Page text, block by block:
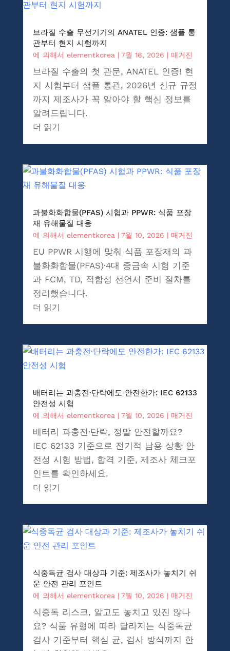
브라질 수출 무선기기의 ANATEL 인증: 샘플 통
관부터 현지 시험까지
에 의해서 elementkorea | 7월 16, 2026 | 매거진
브라질 수출의 첫 관문, ANATEL 인증! 현
지 시험부터 샘플 통관, 2026년 신규 규정
까지 제조사가 꼭 알아야 할 핵심 정보를
알려드립니다.
더 읽기
과불화화합물(PFAS) 시험과 PPWR: 식품 포장
재 유해물질 대응
에 의해서 elementkorea | 7월 10, 2026 | 매거진
EU PPWR 시행에 맞춰 식품 포장재의 과
불화화합물(PFAS)·4대 중금속 시험 기준
과 FCM, TD, 적합성 선언서 준비 절차를
정리했습니다.
더 읽기
배터리는 과충전·단락에도 안전한가: IEC 62133
안전성 시험
에 의해서 elementkorea| 7월 10, 2026 | 매거진
배터리 과충전·단락, 정말 안전할까요?
IEC 62133 기준으로 전기적 남용 상황 안
전성 시험 방법, 합격 기준, 제조사 체크포
인트를 확인하세요.
더 읽기
식중독균 검사 대상과 기준: 제조사가 놓치기 쉬
운 안전 관리 포인트
에 의해서 elementkorea| 7월 10, 2026 | 매거진
식중독 리스크, 알고도 놓치고 있진 않나
요? 식품 유형에 따라 달라지는 식중독균
검사 기준부터 핵심 균, 검사 방식까지 한